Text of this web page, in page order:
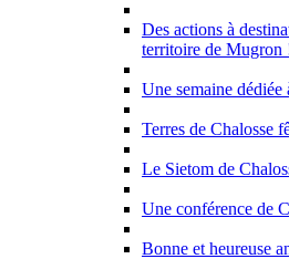
Des actions à
territoire de Mugron
Une semaine dédiée
Terres de Chalosse
Le Sietom de
Une conférence de
Bonne et heureuse